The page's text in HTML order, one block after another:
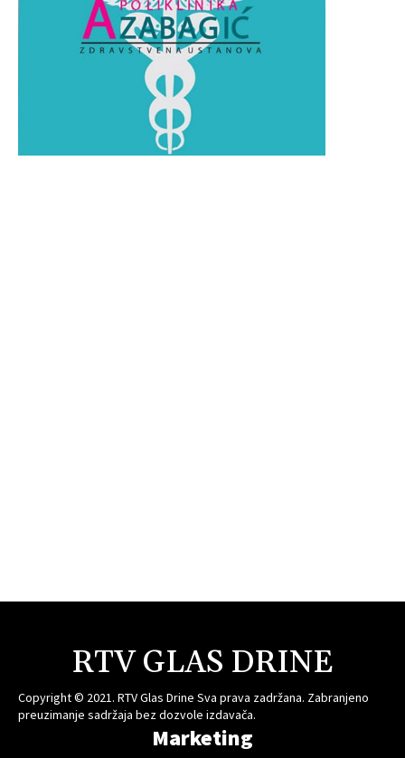
RTV GLAS DRINE
Copyright © 2021. RTV Glas Drine Sva prava zadržana. Zabranjeno
preuzimanje sadržaja bez dozvole izdavača.
Marketing